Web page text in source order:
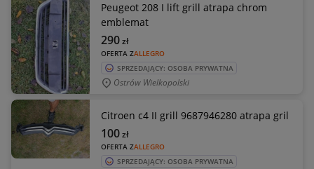
Peugeot 208 I lift grill atrapa chrom
emblemat
OFERTA ZALLEGRO
290zł
SPRZEDAJĄCY: OSOBA PRYWATNA
Ostrów Wielkopolski
Citroen c4 II grill 9687946280 atrapa gril
OFERTA ZALLEGRO
100zł
SPRZEDAJĄCY: OSOBA PRYWATNA